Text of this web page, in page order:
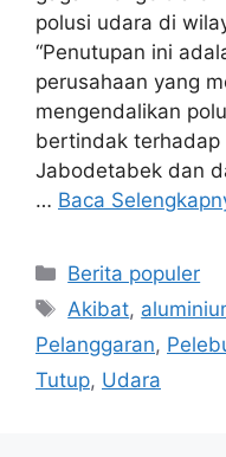
polusi udara di
“Penutupan ini
perusahaan yang
mengendalikan
bertindak terhadap
Jabodetabek dan
… Baca
Kategori
Berita populer
Tag
Akibat,
Pelanggaran,
Tutup, Udara